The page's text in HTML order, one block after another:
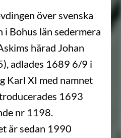
över svenska
i Bohus län sedermera
härad Johan
adlades 1689 6/9 i
Karl XI med namnet
1693
nr 1198.
är sedan 1990